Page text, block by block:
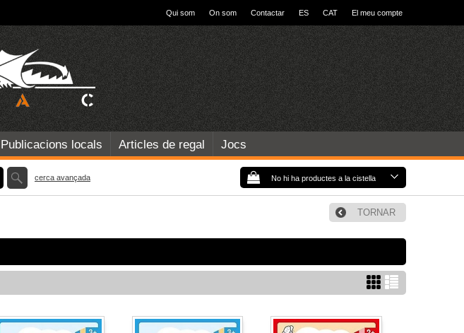
Qui som On som Contactar ES CAT El meu compte
Publicacions locals Articles de regal Jocs
No hi ha productes a la cistella
cerca avançada
TORNAR